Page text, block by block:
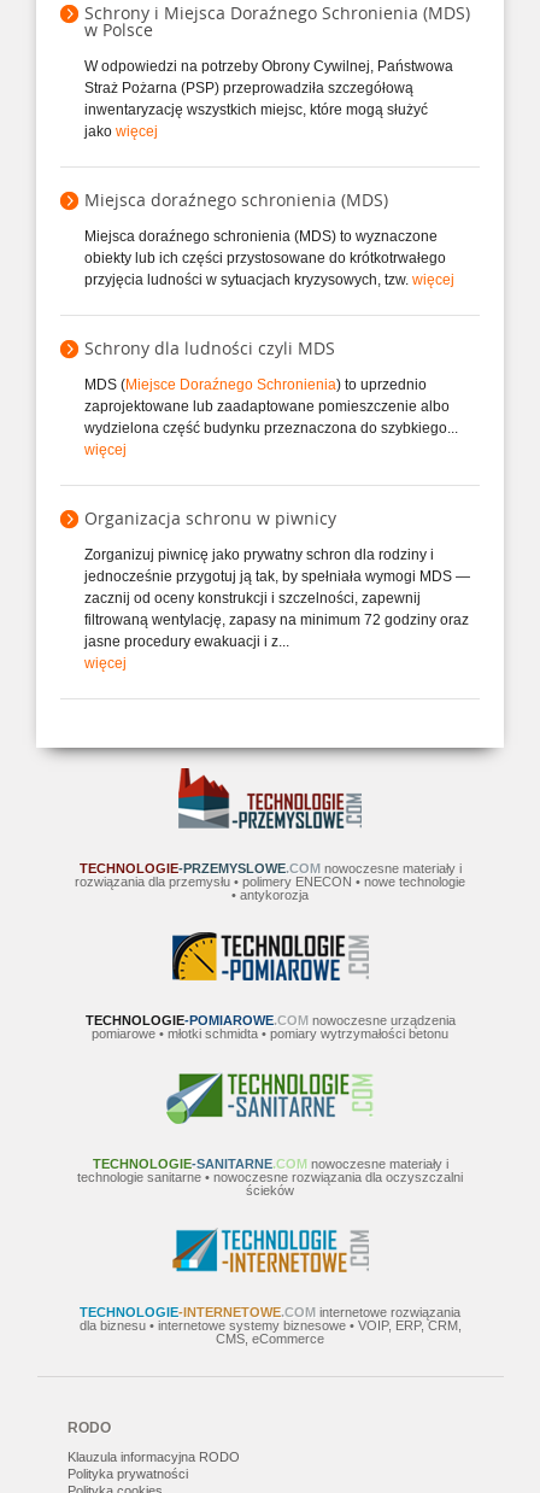
Schrony i Miejsca Doraźnego Schronienia (MDS)
w Polsce
W odpowiedzi na potrzeby Obrony Cywilnej, Państwowa
Straż Pożarna (PSP) przeprowadziła szczegółową
inwentaryzację wszystkich miejsc, które mogą służyć
jako więcej
Miejsca doraźnego schronienia (MDS)
Miejsca doraźnego schronienia (MDS) to wyznaczone
obiekty lub ich części przystosowane do krótkotrwałego
przyjęcia ludności w sytuacjach kryzysowych, tzw. więcej
Schrony dla ludności czyli MDS
MDS (Miejsce Doraźnego Schronienia) to uprzednio
zaprojektowane lub zaadaptowane pomieszczenie albo
wydzielona część budynku przeznaczona do szybkiego...
więcej
Organizacja schronu w piwnicy
Zorganizuj piwnicę jako prywatny schron dla rodziny i
jednocześnie przygotuj ją tak, by spełniała wymogi MDS —
zacznij od oceny konstrukcji i szczelności, zapewnij
filtrowaną wentylację, zapasy na minimum 72 godziny oraz
jasne procedury ewakuacji i z...
więcej
TECHNOLOGIE-PRZEMYSLOWE.COMnowoczesne materiały i
rozwiązania dla przemysłu • polimery ENECON • nowe technologie
• antykorozja
TECHNOLOGIE-POMIAROWE.COMnowoczesne urządzenia
pomiarowe • młotki schmidta • pomiary wytrzymałości betonu
TECHNOLOGIE-SANITARNE.COMnowoczesne materiały i
technologie sanitarne • nowoczesne rozwiązania dla oczyszczalni
ścieków
TECHNOLOGIE-INTERNETOWE.COM internetowe rozwiązania
dla biznesu • internetowe systemy biznesowe • VOIP, ERP, CRM,
CMS, eCommerce
RODO
Klauzula informacyjna RODO
Polityka prywatności